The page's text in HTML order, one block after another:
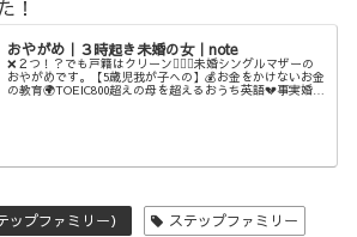
！
おやがめ｜３時起き未婚の女｜note
❌２つ！？でも戸籍はクリーン💁‍♀️✨未婚シングルマザーの
おやがめです。【5歳児我が子への】💰お金をかけないお金
の教育🌍TOEIC800超えの母を超えるおうち英語💔事実婚💔
ップファミリー）
ステップファミリー